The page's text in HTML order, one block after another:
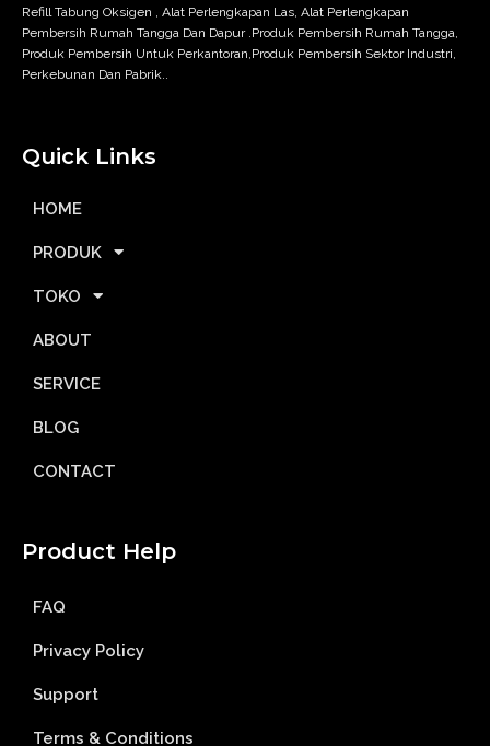
Refill Tabung Oksigen , Alat Perlengkapan Las, Alat Perlengkapan
Pembersih Rumah Tangga Dan Dapur .Produk Pembersih Rumah Tangga,
Produk Pembersih Untuk Perkantoran,Produk Pembersih Sektor Industri,
Perkebunan Dan Pabrik..
Quick Links
HOME
PRODUK
TOKO
ABOUT
SERVICE
BLOG
CONTACT
Product Help
FAQ
Privacy Policy
Support
Terms & Conditions